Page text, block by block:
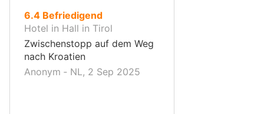
6.4von
10,
Befriedigend
Hotel in Hall in Tirol
Zwischenstopp auf dem Weg
nach Kroatien
Anonym ‐ NL, 2 Sep 2025